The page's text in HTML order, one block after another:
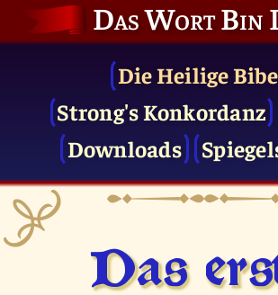
Das Wort Bin
Die Heilige
Strong's Konkordanz
Downloads
Das